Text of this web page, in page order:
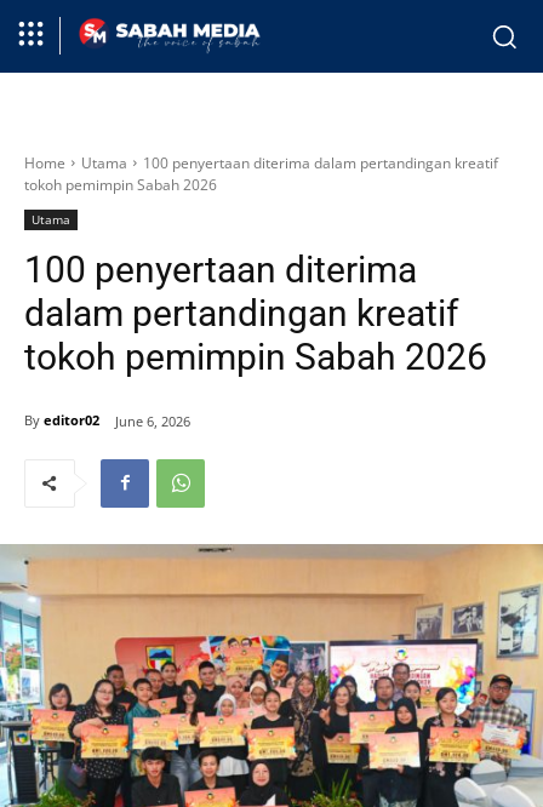
Home Utama
100 penyertaan diterima dalam pertandingan kreatif
tokoh pemimpin Sabah 2026
Utama
100 penyertaan diterima
dalam pertandingan kreatif
tokoh pemimpin Sabah 2026
By editor02 June 6, 2026